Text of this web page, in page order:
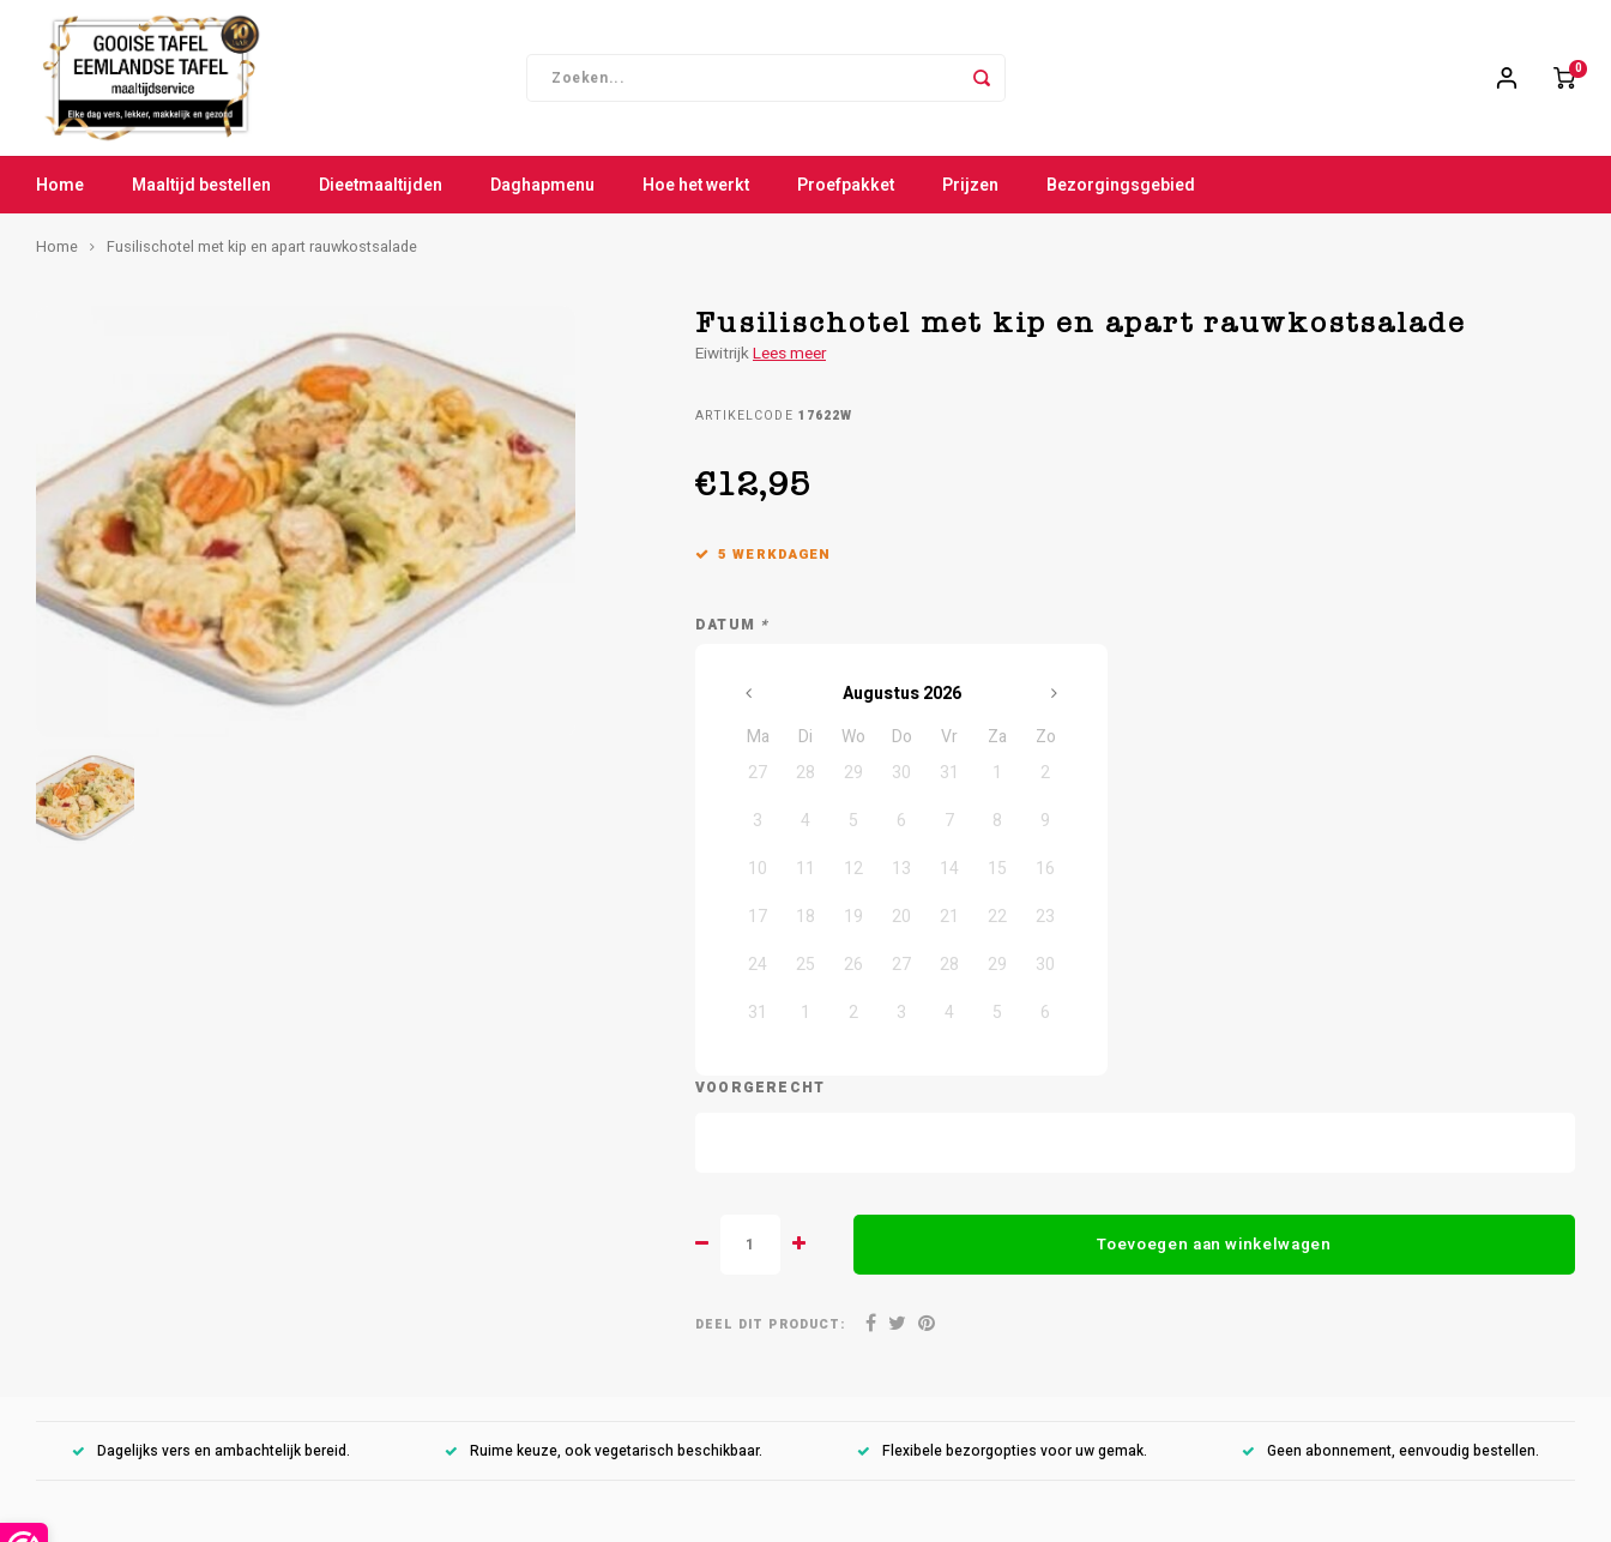
0
Home Maaltijd bestellen Dieetmaaltijden Daghapmenu Hoe het werkt Proefpakket Prijzen Bezorgingsgebied
Home Fusilischotel met kip en apart rauwkostsalade
Fusilischotel met kip en apart rauwkostsalade
EiwitrijkLees meer
ARTIKELCODE 17622W
€12,95
5 WERKDAGEN
DATUM *
Augustus 2026
Ma
Di Wo Do Vr Za
Zo
27
28 29 30 31 1
2
3
4 5 6 7 8
9
10
11 12 13 14 15
16
17
18 19 20 21 22
23
24
25 26 27 28 29
30
31
1 2 3 4 5 6
VOORGERECHT
Toevoegen aan winkelwagen
DEEL DIT PRODUCT:
Dagelijks vers en ambachtelijk bereid. Ruime keuze, ook vegetarisch beschikbaar. Flexibele bezorgopties voor uw gemak. Geen abonnement, eenvoudig bestellen.